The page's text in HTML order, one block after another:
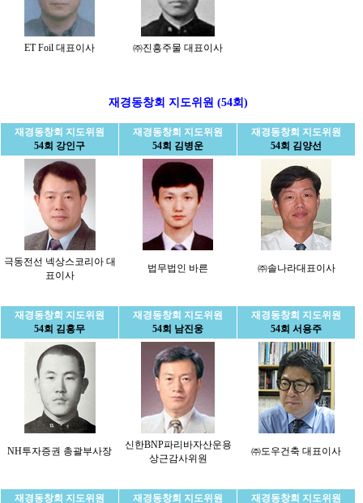
ET Foil 대표이사 ㈜진흥주물 대표이사
재경동창회 지도위원 (54회)
재경동창회 지도위원
54회 강인구
재경동창회 지도위원
54회 김병운
재경동창회 지도위원
54회 김양선
극동전선 넥상스코리아 대
표이사
법무법인 바른 ㈜솔나라대표이사
재경동창회 지도위원
54회 김홍무
재경동창회 지도위원
54회 남진웅
재경동창회 지도위원
54회 서용주
NH투자증권 총괄부사장
신한BNP파리바자산운용
상근감사위원
㈜도우건축 대표이사
재경동창회 지도위원
재경동창회 지도위원
재경동창회 지도위원